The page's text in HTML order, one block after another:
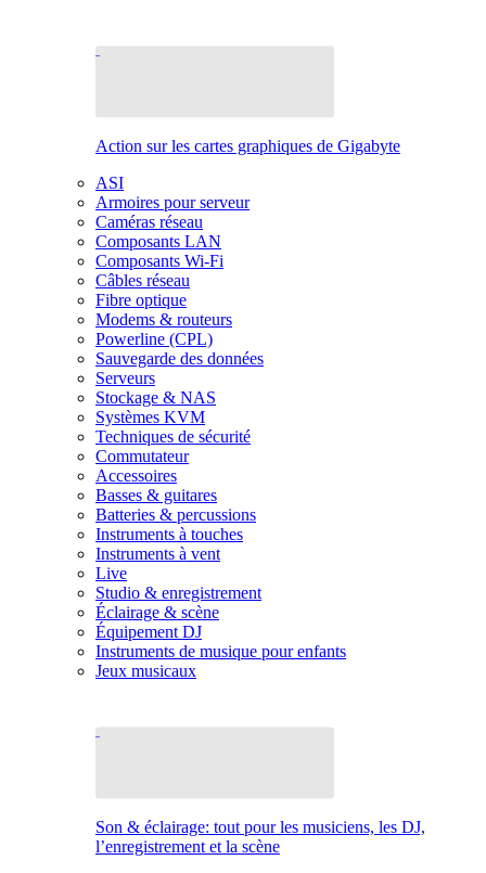
Action sur les cartes graphiques de Gigabyte
ASI
Armoires pour serveur
Caméras réseau
Composants LAN
Composants Wi-Fi
Câbles réseau
Fibre optique
Modems & routeurs
Powerline (CPL)
Sauvegarde des données
Serveurs
Stockage & NAS
Systèmes KVM
Techniques de sécurité
Commutateur
Accessoires
Basses & guitares
Batteries & percussions
Instruments à touches
Instruments à vent
Live
Studio & enregistrement
Éclairage & scène
Équipement DJ
Instruments de musique pour enfants
Jeux musicaux
Son & éclairage: tout pour les musiciens, les DJ,
l’enregistrement et la scène